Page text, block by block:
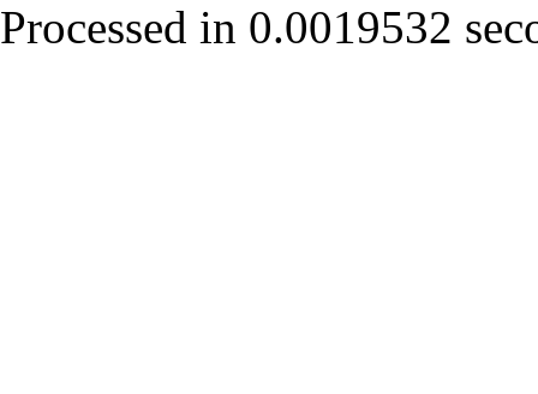
Processed in 0.0019532